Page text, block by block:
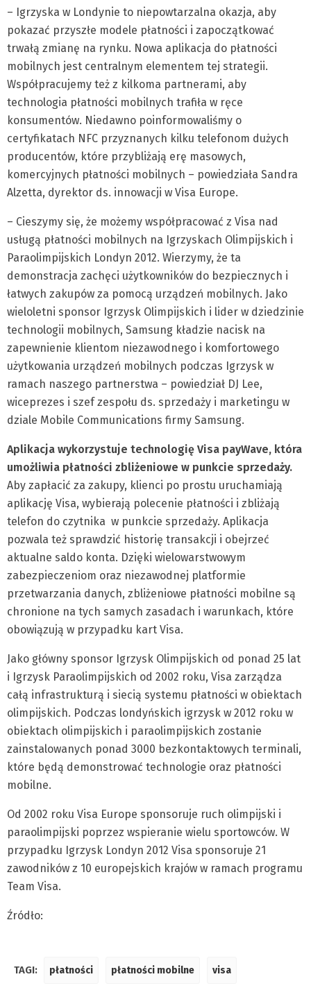
– Igrzyska w Londynie to niepowtarzalna okazja, aby
pokazać przyszłe modele płatności i zapoczątkować
trwałą zmianę na rynku. Nowa aplikacja do płatności
mobilnych jest centralnym elementem tej strategii.
Współpracujemy też z kilkoma partnerami, aby
technologia płatności mobilnych trafiła w ręce
konsumentów. Niedawno poinformowaliśmy o
certyfikatach NFC przyznanych kilku telefonom dużych
producentów, które przybliżają erę masowych,
komercyjnych płatności mobilnych – powiedziała Sandra
Alzetta, dyrektor ds. innowacji w Visa Europe.
– Cieszymy się, że możemy współpracować z Visa nad
usługą płatności mobilnych na Igrzyskach Olimpijskich i
Paraolimpijskich Londyn 2012. Wierzymy, że ta
demonstracja zachęci użytkowników do bezpiecznych i
łatwych zakupów za pomocą urządzeń mobilnych. Jako
wieloletni sponsor Igrzysk Olimpijskich i lider w dziedzinie
technologii mobilnych, Samsung kładzie nacisk na
zapewnienie klientom niezawodnego i komfortowego
użytkowania urządzeń mobilnych podczas Igrzysk w
ramach naszego partnerstwa – powiedział DJ Lee,
wiceprezes i szef zespołu ds. sprzedaży i marketingu w
dziale Mobile Communications firmy Samsung.
Aplikacja wykorzystuje technologię Visa payWave, która
umożliwia płatności zbliżeniowe w punkcie sprzedaży.
Aby zapłacić za zakupy, klienci po prostu uruchamiają
aplikację Visa, wybierają polecenie płatności i zbliżają
telefon do czytnika w punkcie sprzedaży. Aplikacja
pozwala też sprawdzić historię transakcji i obejrzeć
aktualne saldo konta. Dzięki wielowarstwowym
zabezpieczeniom oraz niezawodnej platformie
przetwarzania danych, zbliżeniowe płatności mobilne są
chronione na tych samych zasadach i warunkach, które
obowiązują w przypadku kart Visa.
Jako główny sponsor Igrzysk Olimpijskich od ponad 25 lat
i Igrzysk Paraolimpijskich od 2002 roku, Visa zarządza
całą infrastrukturą i siecią systemu płatności w obiektach
olimpijskich. Podczas londyńskich igrzysk w 2012 roku w
obiektach olimpijskich i paraolimpijskich zostanie
zainstalowanych ponad 3000 bezkontaktowych terminali,
które będą demonstrować technologie oraz płatności
mobilne.
Od 2002 roku Visa Europe sponsoruje ruch olimpijski i
paraolimpijski poprzez wspieranie wielu sportowców. W
przypadku Igrzysk Londyn 2012 Visa sponsoruje 21
zawodników z 10 europejskich krajów w ramach programu
Team Visa.
Źródło:
TAGI: płatności płatności mobilne visa